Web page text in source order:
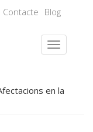
Contacte Blog
en la